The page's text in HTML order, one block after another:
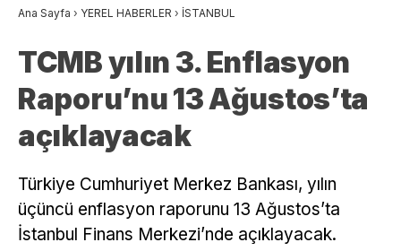
Ana Sayfa › YEREL HABERLER › İSTANBUL
TCMB yılın 3. Enflasyon
Raporu’nu 13 Ağustos’ta
açıklayacak
Türkiye Cumhuriyet Merkez Bankası, yılın
üçüncü enflasyon raporunu 13 Ağustos’ta
İstanbul Finans Merkezi’nde açıklayacak.